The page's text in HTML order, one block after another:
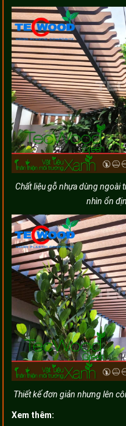
Chất liệu gỗ nhựa dùng ngoài
nhìn ổn
Thiết kế đơn giản nhưng lên
Xem thêm: